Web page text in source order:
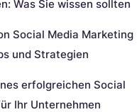
Was Sie wissen sollten
Social Media Marketing
und Strategien
erfolgreichen Social
Ihr Unternehmen